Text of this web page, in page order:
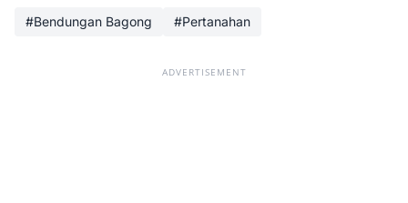
#Bendungan Bagong #Pertanahan
ADVERTISEMENT